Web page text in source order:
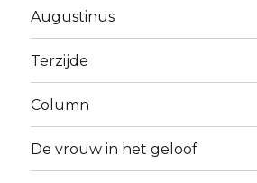
Augustinus
Terzijde
Column
De vrouw in het geloof